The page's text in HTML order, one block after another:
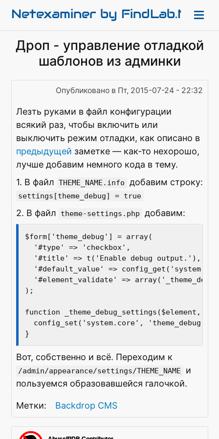
main
content
Netexaminer by FindLab.Net
Menu
Наверх
Backdrop CMS
Drupal
Интересно
Музыка
Случайные цитаты
О гараже
Дроп - управление отладкой
шаблонов из админки
Опубликовано в Пт, 2015-07-24 - 22:32
Лезть руками в файл конфигурации
всякий раз, чтобы включить или
выключить режим отладки, как описано в
предыдущей заметке — как-то нехорошо,
лучше добавим немного кода в тему.
1. В файл THEME_NAME.info добавим строку:
settings[theme_debug] = true
2. В файл theme-settings.php добавим:
$form['theme_debug'] = array(
  '#type' => 'checkbox',
  '#title' => t('Enable debug output.'),
'#default_value' =>
'#element_validate' =>
);
function _theme_debug_settings($element,
config_set('system.core', 'theme_debug',
Вот, собственно и всё. Переходим к
/admin/appearance/settings/THEME_NAME
и
пользуемся образовавшейся галочкой.
Backdrop CMS